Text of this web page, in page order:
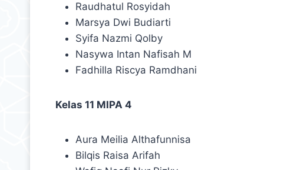
Raudhatul Rosyidah
Marsya Dwi Budiarti
Syifa Nazmi Qolby
Nasywa Intan Nafisah M
Fadhilla Riscya Ramdhani
Kelas 11 MIPA 4
Aura Meilia Althafunnisa
Bilqis Raisa Arifah